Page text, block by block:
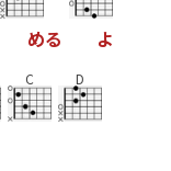
める よ
C D